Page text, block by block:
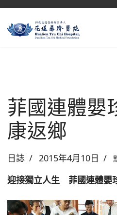
菲國連體嬰
康返鄉
日誌 2015年4月10日
迎接獨立人生 菲國連體嬰